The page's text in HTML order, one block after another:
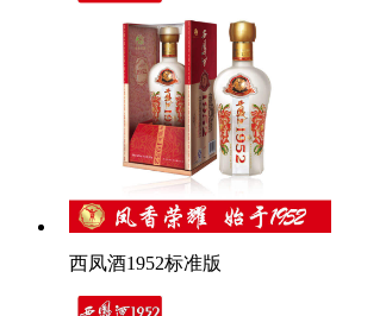
西凤酒1952标准版